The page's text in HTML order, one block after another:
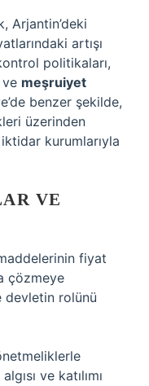
Arjantin’deki
artışı
politikaları,
meşruiyet
benzer şekilde,
üzerinden
kurumlarıyla
VE
fiyat
çözmeye
devletin rolünü
ve katılımı